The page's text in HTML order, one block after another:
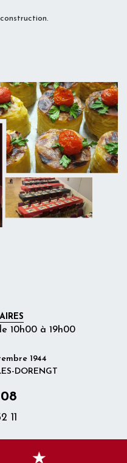
10h00 à 19h00
1944
DORENGT
11